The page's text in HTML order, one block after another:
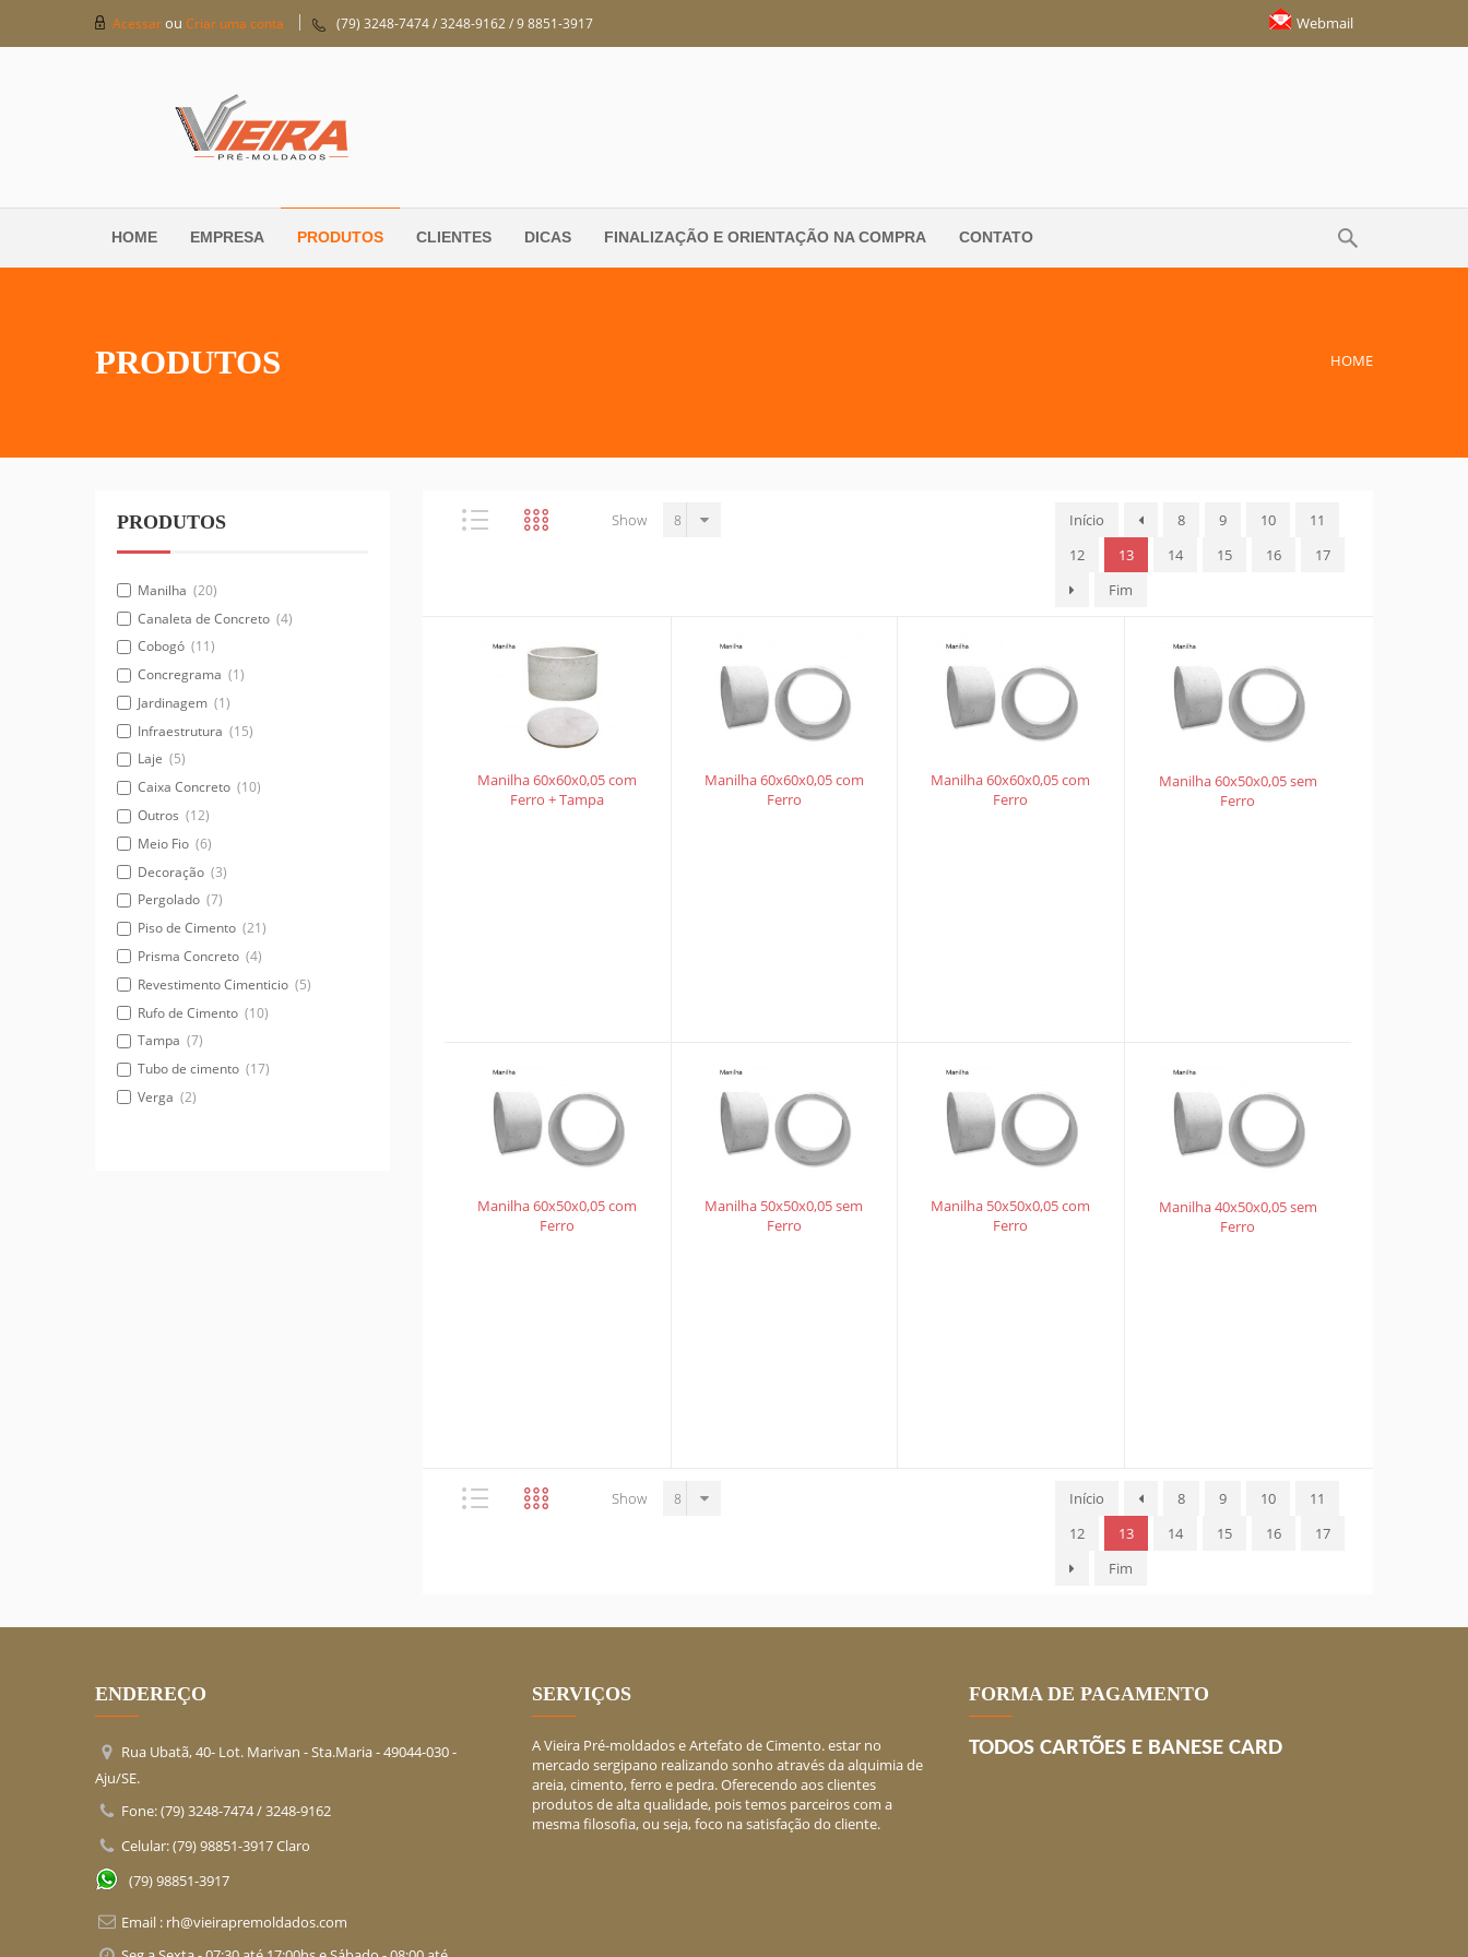
Acessarou Criar uma conta (79) 3248-7474 / 3248-9162 / 9 8851-3917 Webmail
HOME EMPRESA PRODUTOS CLIENTES DICAS FINALIZAÇÃO E ORIENTAÇÃO NA COMPRA CONTATO
HOME
PRODUTOS
PRODUTOS
Manilha (20)
Canaleta de Concreto (4)
Cobogó (11)
Concregrama (1)
Jardinagem (1)
Infraestrutura (15)
Laje (5)
Caixa Concreto (10)
Outros (12)
Meio Fio (6)
Decoração (3)
Pergolado (7)
Piso de Cimento (21)
Prisma Concreto (4)
Revestimento Cimenticio (5)
Rufo de Cimento (10)
Tampa (7)
Tubo de cimento (17)
Verga (2)
Show Início 8 9 10
11
12
13 14 15 16
17
Fim
Manilha 60x60x0,05 com
Ferro + Tampa
Manilha 60x60x0,05 com
Ferro
Manilha 60x60x0,05 com
Ferro
Manilha 60x50x0,05 sem
Ferro
Manilha 60x50x0,05 com
Ferro
Manilha 50x50x0,05 sem
Ferro
Manilha 50x50x0,05 com
Ferro
Manilha 40x50x0,05 sem
Ferro
Show Início 8 9 10
11
12
13 14 15 16
17
Fim
ENDEREÇO
Rua Ubatã, 40- Lot. Marivan - Sta.Maria -49044-030-
Aju/SE.
Fone: (79) 3248-7474 / 3248-9162
Celular: (79) 98851-3917 Claro
(79) 98851-3917
Email : rh@vieirapremoldados.com
SERVIÇOS
A Vieira Pré-moldados e Artefato de Cimento. estar no
mercado sergipano realizando sonho através da alquimia de
areia, cimento, ferro e pedra. Oferecendo aos clientes
produtos de alta qualidade, pois temos parceiros com a
mesma filosofia, ou seja, foco na satisfação do cliente.
FORMA DE PAGAMENTO
TODOS CARTÕES E BANESE CARD